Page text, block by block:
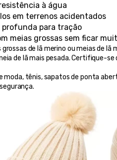
à água
em terrenos acidentados
profunda para tração
meias grossas sem ficar
grossas de lã merino ou meias de
de lã mais pesada. Certifique-
moda, tênis, sapatos de ponta